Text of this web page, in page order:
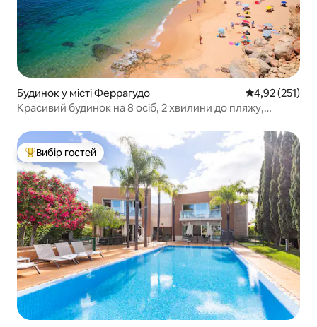
Будинок у місті Феррагудо Середня
4,92 (251)
Красивий будинок на 8 осіб, 2 хвилини до пляжу,
Топ вибір гостей
Вибір гостей